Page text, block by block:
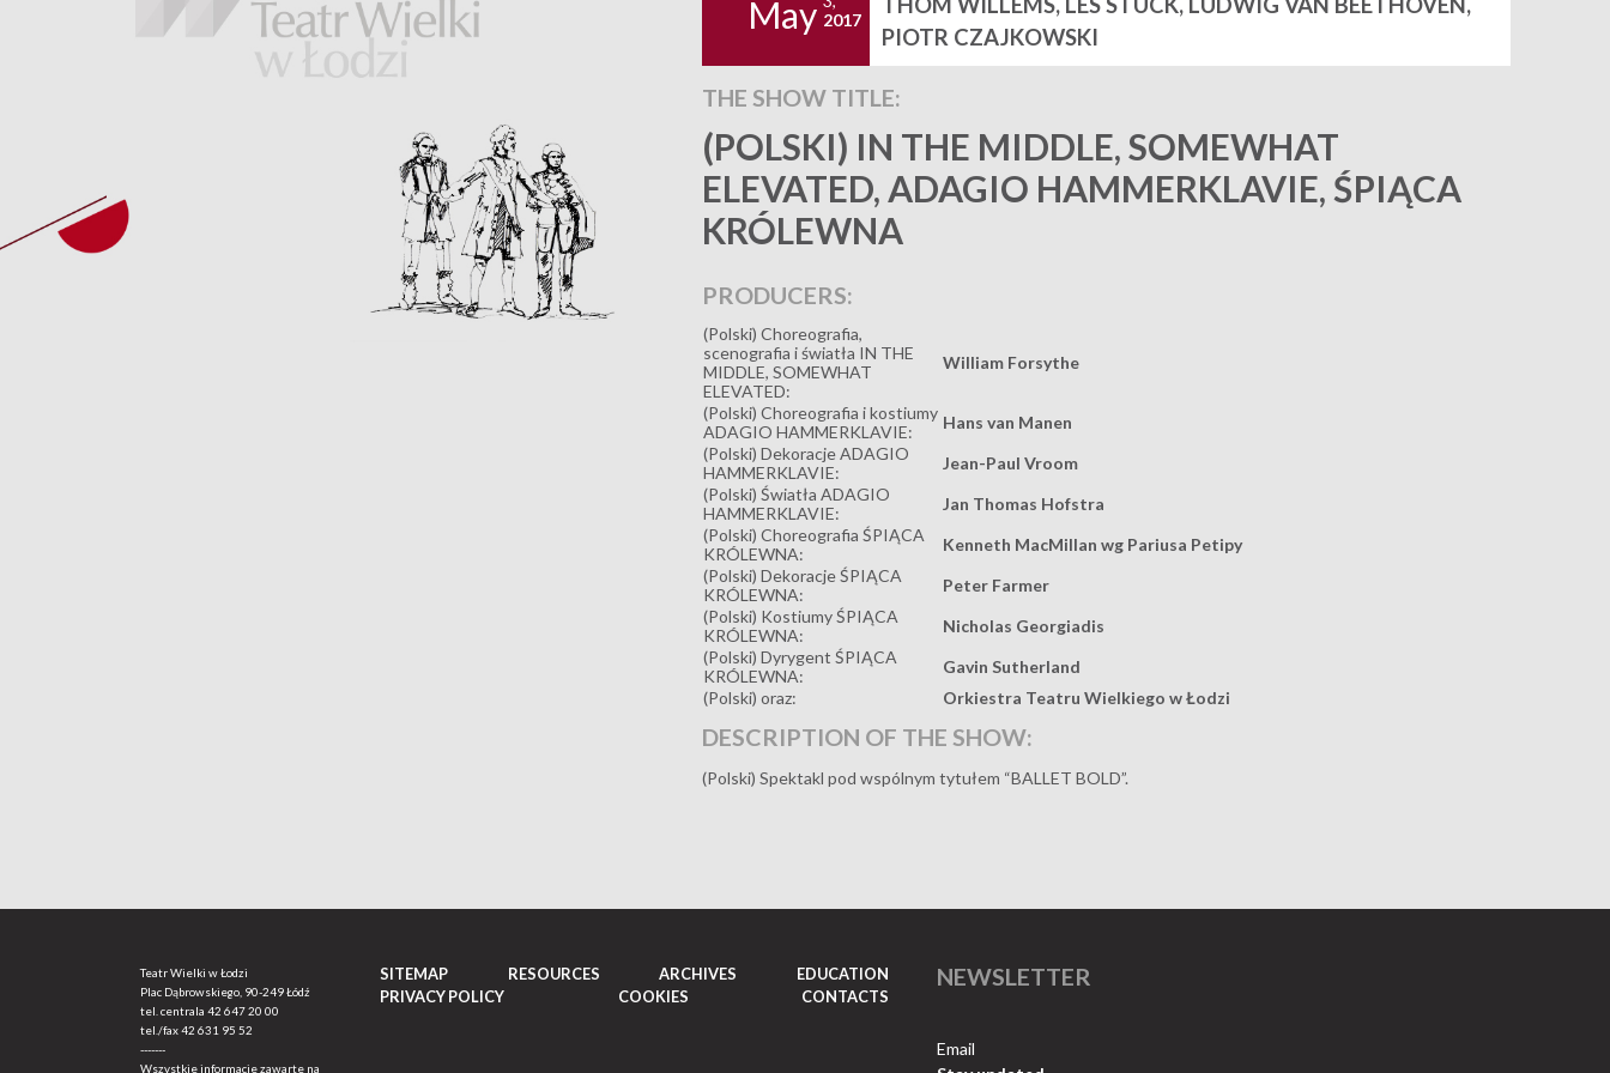
May 2017
PIOTR CZAJKOWSKI
THE SHOW TITLE:
(POLSKI) IN THE MIDDLE, SOMEWHAT
ELEVATED, ADAGIO HAMMERKLAVIE, ŚPIĄCA
KRÓLEWNA
PRODUCERS:
(Polski) Choreografia,
scenografia i światła IN THE
MIDDLE, SOMEWHAT
ELEVATED:
William Forsythe
(Polski) Choreografia i kostiumy
ADAGIO HAMMERKLAVIE:
Hans van Manen
(Polski) Dekoracje ADAGIO
HAMMERKLAVIE:
Jean-Paul Vroom
(Polski) Światła ADAGIO
HAMMERKLAVIE:
Jan Thomas Hofstra
(Polski) Choreografia ŚPIĄCA
KRÓLEWNA:
Kenneth MacMillan wg Pariusa Petipy
(Polski) Dekoracje ŚPIĄCA
KRÓLEWNA:
Peter Farmer
(Polski) Kostiumy ŚPIĄCA
KRÓLEWNA:
Nicholas Georgiadis
(Polski) Dyrygent ŚPIĄCA
KRÓLEWNA:
Gavin Sutherland
(Polski) oraz:
Orkiestra Teatru Wielkiego w Łodzi
DESCRIPTION OF THE SHOW:
(Polski) Spektakl pod wspólnym tytułem “BALLET BOLD”.
Teatr Wielki w Łodzi
Plac Dąbrowskiego, 90-249 Łódź
tel. centrala 42 647 20 00
tel./fax42 631 95 52
-------
Wszystkie informacje zawarte na
SITEMAP RESOURCES ARCHIVES
EDUCATION
PRIVACY POLICY
COOKIES CONTACTS
NEWSLETTER
Email